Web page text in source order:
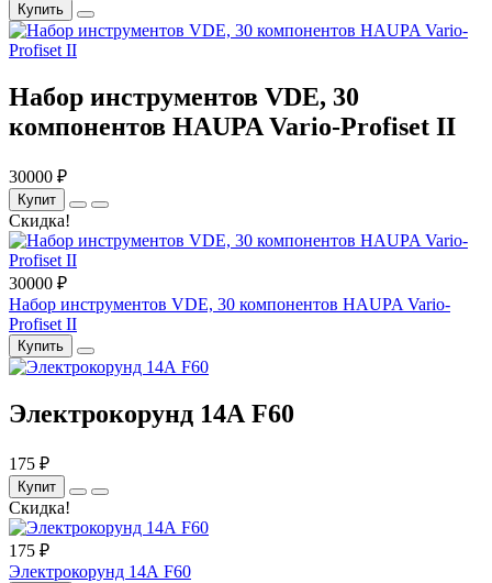
Купить
Набор инструментов VDE, 30
компонентов HAUPA Vario-Profiset II
30000 ₽
Купит
Скидка!
30000 ₽
Набор инструментов VDE, 30 компонентов HAUPA Vario-
Profiset II
Купить
Электрокорунд 14А F60
175 ₽
Купит
Скидка!
175 ₽
Электрокорунд 14А F60